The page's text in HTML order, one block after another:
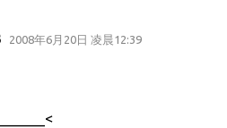
2008年6月20日 凌晨12:39